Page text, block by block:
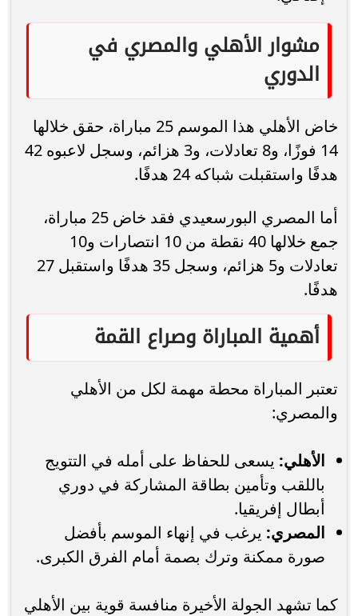
مشوار الأهلي والمصري في
الدوري
خاض الأهلي هذا الموسم 25 مباراة، حقق خلالها
14 فوزًا، و8 تعادلات، و3 هزائم، وسجل لاعبوه 42
هدفًا واستقبلت شباكه 24 هدفًا.
أما المصري البورسعيدي فقد خاض 25 مباراة،
جمع خلالها 40 نقطة من 10 انتصارات و10
تعادلات و5 هزائم، وسجل 35 هدفًا واستقبل 27
هدفًا.
أهمية المباراة وصراع القمة
تعتبر المباراة محطة مهمة لكل من الأهلي
والمصري:
الأهلي: يسعى للحفاظ على أمله في التتويج
باللقب وتأمين بطاقة المشاركة في دوري
أبطال إفريقيا.
المصري: يرغب في إنهاء الموسم بأفضل
صورة ممكنة وترك بصمة أمام الفرق الكبرى.
كما تشهد الجولة الأخيرة منافسة قوية بين الأهلي